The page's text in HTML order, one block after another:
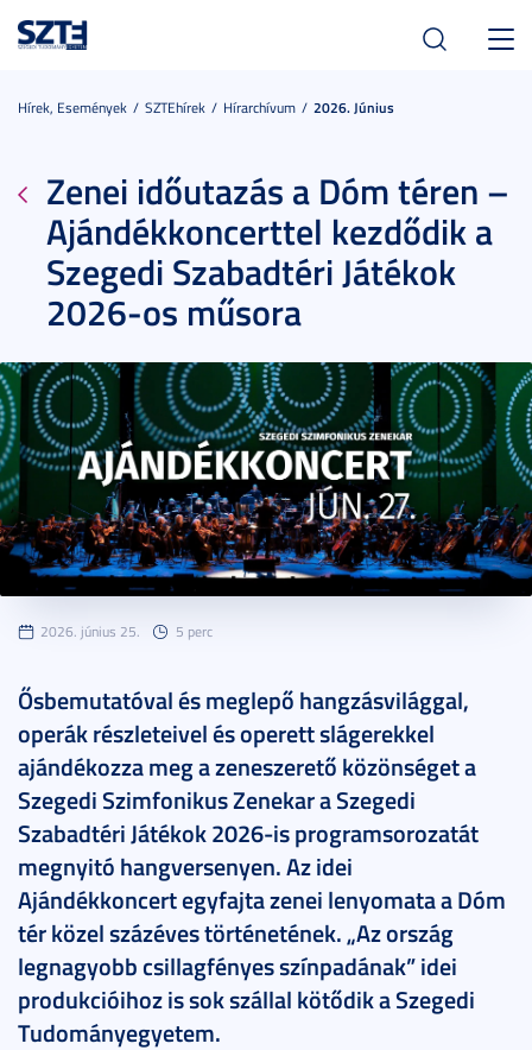
Hírek, Események SZTEhírek Hírarchívum 2026. Június
Zenei időutazás a Dóm téren –
Ajándékkoncerttel kezdődik a
Szegedi Szabadtéri Játékok
2026-os műsora
2026. június 25. 5 perc
Ősbemutatóval és meglepő hangzásvilággal,
operák részleteivel és operett slágerekkel
ajándékozza meg a zeneszerető közönséget a
Szegedi Szimfonikus Zenekar a Szegedi
Szabadtéri Játékok 2026-is programsorozatát
megnyitó hangversenyen. Az idei
Ajándékkoncert egyfajta zenei lenyomata a Dóm
tér közel százéves történetének. „Az ország
legnagyobb csillagfényes színpadának” idei
produkcióihoz is sok szállal kötődik a Szegedi
Tudományegyetem.